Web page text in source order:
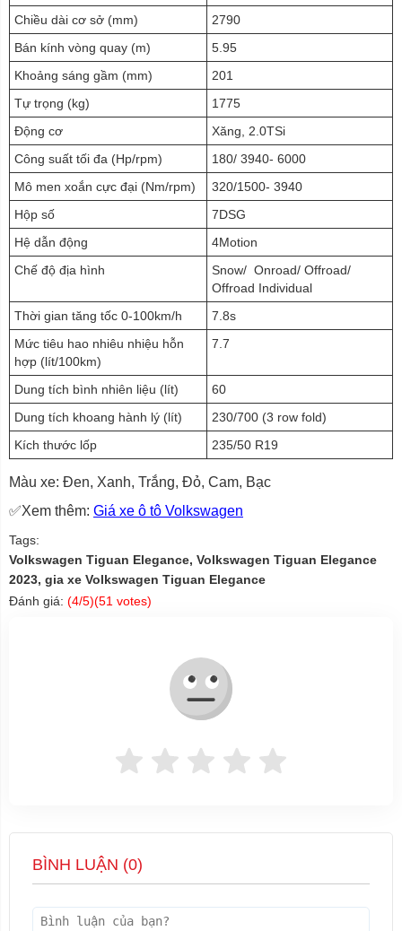
Chiều dài cơ sở (mm)
2790
Bán kính vòng quay (m)
5.95
Khoảng sáng gầm (mm)
201
Tự trọng (kg)
1775
Động cơ
Xăng, 2.0TSi
Công suất tối đa (Hp/rpm)
180/ 3940- 6000
Mô men xoắn cực đại (Nm/rpm)
320/1500- 3940
Hộp số
7DSG
Hệ dẫn động
4Motion
Chế độ địa hình
Snow/ Onroad/ Offroad/
Offroad Individual
Thời gian tăng tốc 0-100km/h
7.8s
Mức tiêu hao nhiêu nhiệu hỗn
hợp (lít/100km)
7.7
Dung tích bình nhiên liệu (lít)
60
Dung tích khoang hành lý (lít)
230/700 (3 row fold)
Kích thước lốp
235/50 R19
Màu xe: Đen, Xanh, Trắng, Đỏ, Cam, Bạc
✅Xem thêm: Giá xe ô tô Volkswagen
Tags:
Volkswagen Tiguan Elegance, Volkswagen Tiguan Elegance
2023, gia xe Volkswagen Tiguan Elegance
Đánh giá: (4/5)(51 votes)
BÌNH LUẬN (0)